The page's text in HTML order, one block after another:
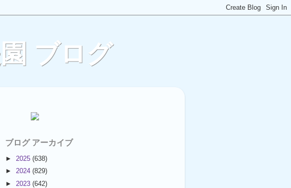
ブログ
ブログ アーカイブ
► 2025 (638)
► 2024 (829)
► 2023 (642)